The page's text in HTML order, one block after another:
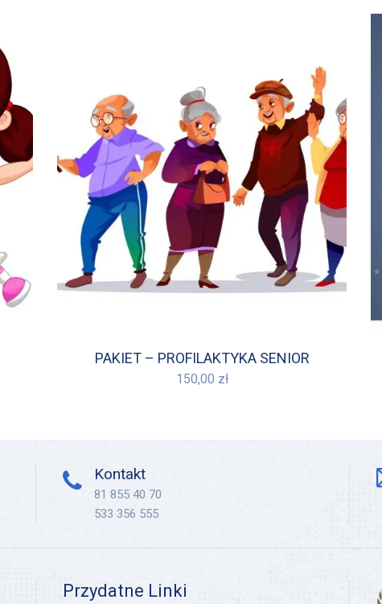
PAKIET – PROFILAKTYKA SENIOR
150,00 zł
Kontakt
81 855 40 70
533 356 555
Przydatne Linki